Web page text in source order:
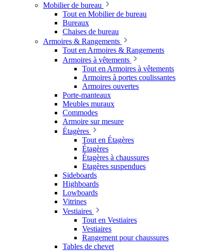
Mobilier de bureau
Tout en Mobilier de bureau
Bureaux
Chaises de bureau
Armoires & Rangements
Tout en Armoires & Rangements
Armoires à vêtements
Tout en Armoires à vêtements
Armoires à portes coulissantes
Armoires ouvertes
Porte-manteaux
Meubles muraux
Commodes
Armoire sur mesure
Étagères
Tout en Étagères
Étagères
Étagères à chaussures
Etagères suspendues
Sideboards
Highboards
Lowboards
Vitrines
Vestiaires
Tout en Vestiaires
Vestiaires
Rangement pour chaussures
Tables de chevet